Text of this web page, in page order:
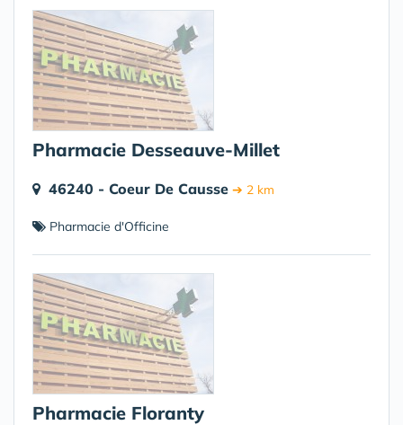
Pharmacie Desseauve-Millet
46240 - Coeur De Causse ➔ 2 km
Pharmacie d'Officine
Pharmacie Floranty